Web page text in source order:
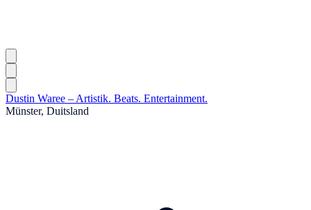
Dustin Waree – Artistik. Beats. Entertainment.
Münster, Duitsland